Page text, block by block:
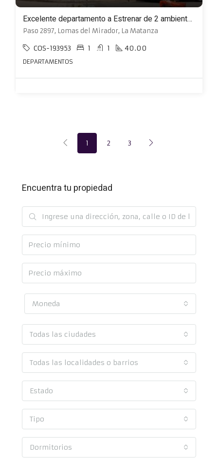
Excelente departamento a Estrenar de 2 ambientes con balcón y terraza propia
Paso 2897, Lomas del Mirador, La Matanza
COS-193953 1 1 40.00
DEPARTAMENTOS
1 2 3
Encuentra tu propiedad
Moneda
Todas las ciudades
Todas las localidades o barrios
Estado
Tipo
Dormitorios